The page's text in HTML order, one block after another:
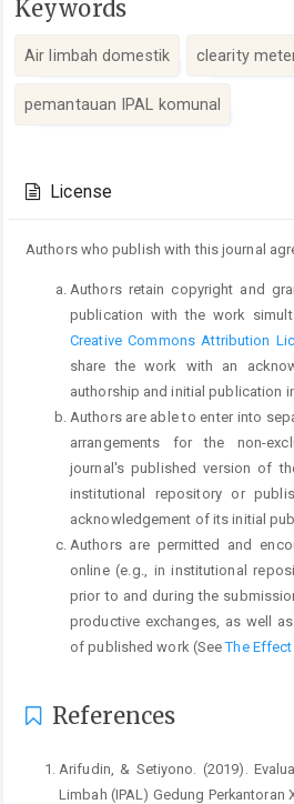
Keywords
Air limbah domestik clearity
pemantauan IPAL komunal
Details
License
Authors who publish with this journal
Authors retain copyright and
publication with the work
Creative Commons Attribution
share the work with an
authorship and initial publication
Authors are able to enter into
arrangements for the non-
journal's published version of
institutional repository or
acknowledgement of its initial
Authors are permitted and
online (e.g., in institutional
prior to and during the
productive exchanges, as well
of published work (SeeThe
References
Arifudin, & Setiyono. (2019).
Limbah (IPAL) Gedung Perkantoran